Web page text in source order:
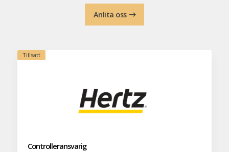
Anlita oss
Controlleransvarig